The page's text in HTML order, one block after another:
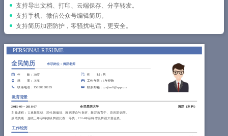
简历教程
登录 / 注册
支持导出文档、打印、云端保存、分享转发。
支持手机、微信公众号编辑简历。
支持简历加密防护，零骚扰电话，更安全。
PERSONAL RESUME
全民简历 求职岗位：舞蹈老师
年 龄 ：30岁 性 别 ：男
籍 贯 ：上海 工作年限 ：5年经验
联系电话 ：15688888885 联系邮箱 ：qmjianli@qq.com
教育背景
2015-09 ~ 2018-07 全民简历大学 舞蹈（本科）
主修课程：古典舞基础、现代舞编排、舞蹈理论与批评、舞蹈教育学、音乐基础等。
成绩奖项：连续三年获得校级舞蹈比赛一等奖，2014年获得省级舞蹈大赛金奖。
工作经历